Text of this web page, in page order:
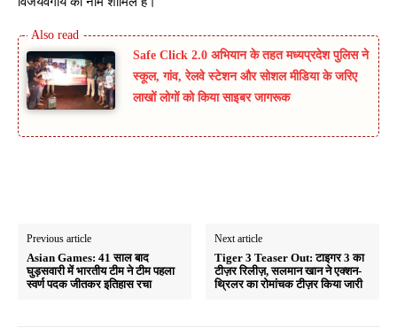
Safe Click 2.0 अभियान के तहत मध्यप्रदेश पुलिस ने
स्कूल, गांव, रेलवे स्टेशन और सोशल मीडिया के जरिए
लाखों लोगों को किया साइबर जागरूक
Previous article
Asian Games: 41 साल बाद
घुड़सवारी में भारतीय टीम ने टीम पहला
स्वर्ण पदक जीतकर इतिहास रचा
Next article
Tiger 3 Teaser Out: टाइगर 3 का
टीज़र रिलीज़, सलमान खान ने एक्शन-
थ्रिलर का रोमांचक टीज़र किया जारी